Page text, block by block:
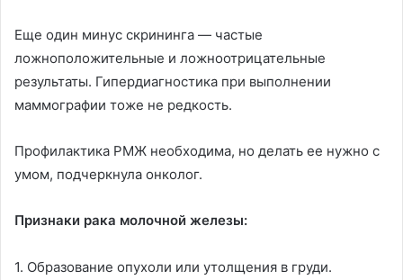
Еще один минус скрининга — частые
ложноположительные и ложноотрицательные
результаты. Гипердиагностика при выполнении
маммографии тоже не редкость.
Профилактика РМЖ необходима, но делать ее нужно с
умом, подчеркнула онколог.
Признаки рака молочной железы:
1. Образование опухоли или утолщения в груди.